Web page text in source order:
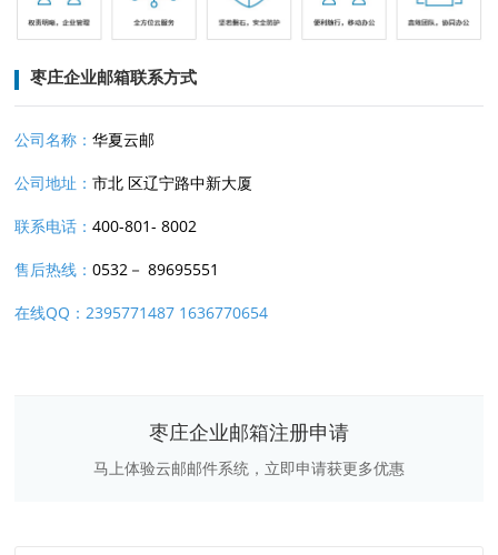
枣庄企业邮箱联系方式
公司名称：华夏云邮
公司地址：市北 区辽宁路中新大厦
联系电话：400-801- 8002
售后热线：0532－ 89695551
在线QQ：2395771487 1636770654
枣庄企业邮箱注册申请
马上体验云邮邮件系统，立即申请获更多优惠